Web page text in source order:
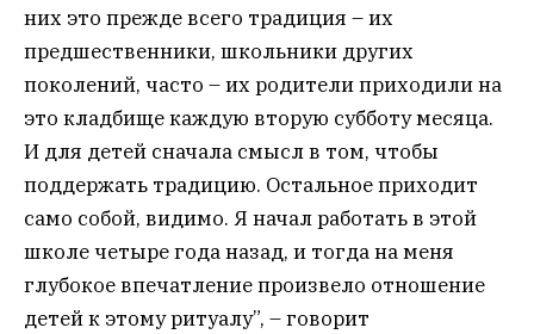
них это прежде всего традиция – их
предшественники, школьники других
поколений, часто – их родители приходили на
это кладбище каждую вторую субботу месяца.
И для детей сначала смысл в том, чтобы
поддержать традицию. Остальное приходит
само собой, видимо. Я начал работать в этой
школе четыре года назад, и тогда на меня
глубокое впечатление произвело отношение
детей к этому ритуалу”, – говорит